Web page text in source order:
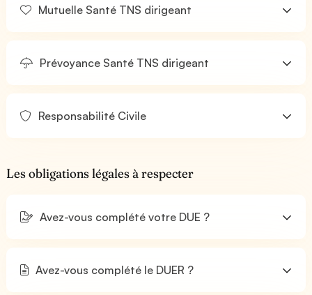
Mutuelle Santé TNS dirigeant
Prévoyance Santé TNS dirigeant
Responsabilité Civile
Les obligations légales à respecter
Avez-vous complété votre DUE ?
Avez-vous complété le DUER ?